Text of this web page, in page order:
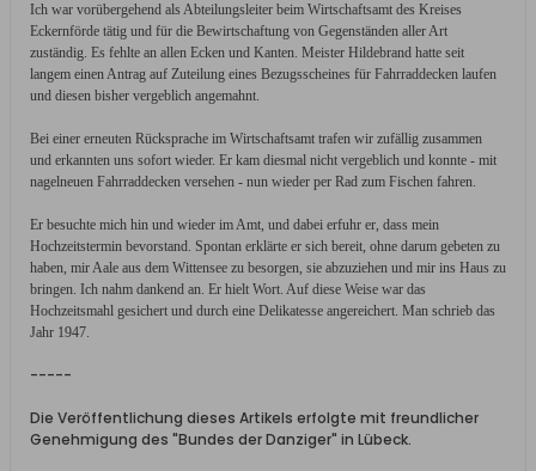
Ich war vorübergehend als Abteilungsleiter beim Wirtschaftsamt des Kreises
Eckernförde tätig und für die Bewirtschaftung von Gegenständen aller Art
zuständig. Es fehlte an allen Ecken und Kanten. Meister Hildebrand hatte seit
langem einen Antrag auf Zuteilung eines Bezugsscheines für Fahrraddecken laufen
und diesen bisher vergeblich angemahnt.
Bei einer erneuten Rücksprache im Wirtschaftsamt trafen wir zufällig zusammen
und erkannten uns sofort wieder. Er kam diesmal nicht vergeblich und konnte - mit
nagelneuen Fahrraddecken versehen - nun wieder per Rad zum Fischen fahren.
Er besuchte mich hin und wieder im Amt, und dabei erfuhr er, dass mein
Hochzeitstermin bevorstand. Spontan erklärte er sich bereit, ohne darum gebeten zu
haben, mir Aale aus dem Wittensee zu besorgen, sie abzuziehen und mir ins Haus zu
bringen. Ich nahm dankend an. Er hielt Wort. Auf diese Weise war das
Hochzeitsmahl gesichert und durch eine Delikatesse angereichert. Man schrieb das
Jahr 1947.
-----
Die Veröffentlichung dieses Artikels erfolgte mit freundlicher
Genehmigung des "Bundes der Danziger" in Lübeck.